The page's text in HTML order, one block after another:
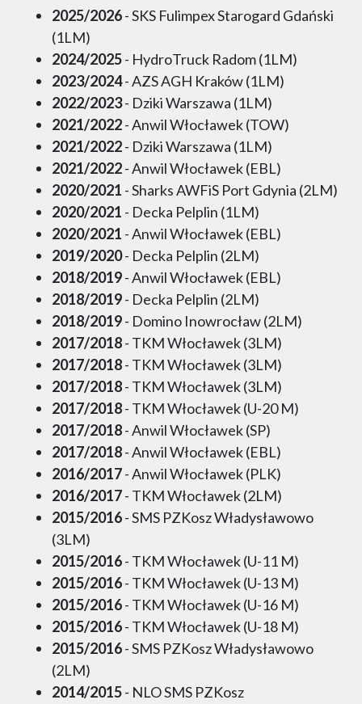
2025/2026- SKS Fulimpex Starogard Gdański
(1LM)
2024/2025- HydroTruck Radom (1LM)
2023/2024- AZS AGH Kraków (1LM)
2022/2023- Dziki Warszawa (1LM)
2021/2022- Anwil Włocławek (TOW)
2021/2022- Dziki Warszawa (1LM)
2021/2022- Anwil Włocławek (EBL)
2020/2021 - Sharks AWFiS Port Gdynia (2LM)
2020/2021 - Decka Pelplin (1LM)
2020/2021 - Anwil Włocławek (EBL)
2019/2020- Decka Pelplin (2LM)
2018/2019- Anwil Włocławek (EBL)
2018/2019- Decka Pelplin (2LM)
2018/2019- Domino Inowrocław (2LM)
2017/2018- TKM Włocławek (3LM)
2017/2018- TKM Włocławek (3LM)
2017/2018- TKM Włocławek (3LM)
2017/2018- TKM Włocławek (U-20 M)
2017/2018- Anwil Włocławek (SP)
2017/2018- Anwil Włocławek (EBL)
2016/2017- Anwil Włocławek (PLK)
2016/2017- TKM Włocławek (2LM)
2015/2016- SMS PZKosz Władysławowo
(3LM)
2015/2016- TKM Włocławek (U-11 M)
2015/2016- TKM Włocławek (U-13 M)
2015/2016- TKM Włocławek (U-16 M)
2015/2016- TKM Włocławek (U-18 M)
2015/2016- SMS PZKosz Władysławowo
(2LM)
2014/2015- NLO SMS PZKosz